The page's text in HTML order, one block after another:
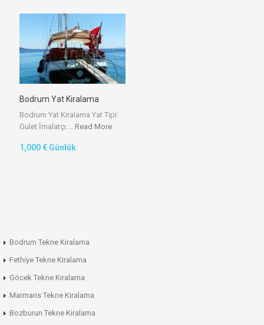
Bodrum Yat Kiralama
Bodrum Yat Kiralama Yat Tipi:
Gulet İmalatçı:… Read More
1,000 € Günlük
Bodrum Tekne Kiralama
Fethiye Tekne Kiralama
Göcek Tekne Kiralama
Marmaris Tekne Kiralama
Bozburun Tekne Kiralama